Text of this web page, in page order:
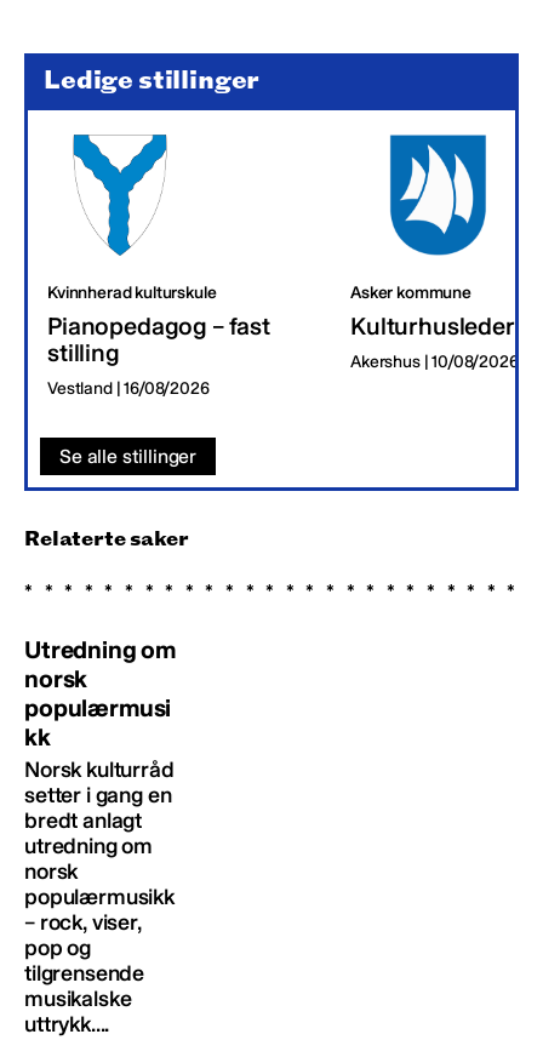
Ledige stillinger
Kvinnherad kulturskule
Pianopedagog – fast
stilling
Vestland | 16/08/2026
Asker kommune
Kulturhusleder
Akershus | 10/08/2026
Se alle stillinger
Relaterte saker
Utredning om
norsk
populærmusi
kk
Norsk kulturråd
setter i gang en
bredt anlagt
utredning om
norsk
populærmusikk
– rock, viser,
pop og
tilgrensende
musikalske
uttrykk....